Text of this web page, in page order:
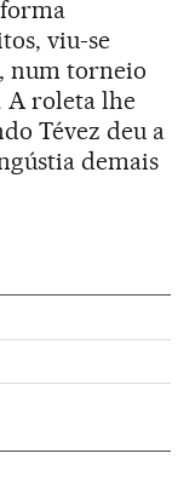
viu-se
num torneio
A roleta lhe
Tévez deu a
demais